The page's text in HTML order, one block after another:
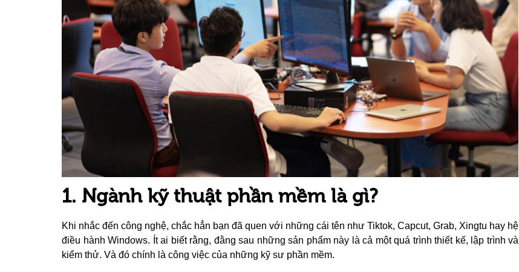
1. Ngành kỹ thuật phần mềm là gì?
Khi nhắc đến công nghệ, chắc hẳn bạn đã quen với những cái tên như Tiktok, Capcut, Grab, Xingtu hay hệ
điều hành Windows. Ít ai biết rằng, đằng sau những sản phẩm này là cả một quá trình thiết kế, lập trình và
kiểm thử. Và đó chính là công việc của những kỹ sư phần mềm.